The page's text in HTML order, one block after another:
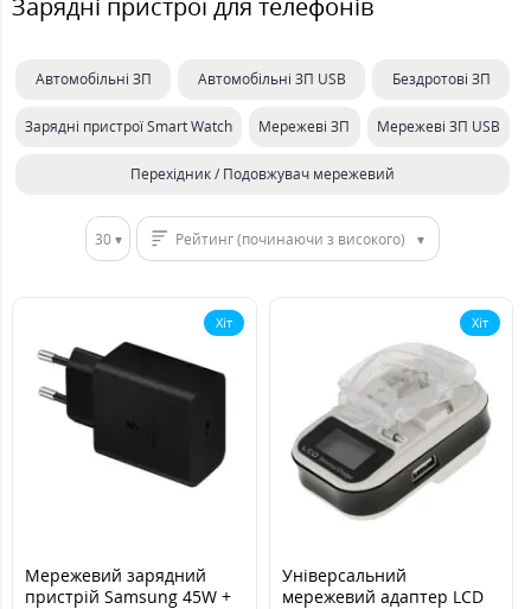
Зарядні пристрої для телефонів
Автомобільні ЗП Автомобільні ЗП USB Бездротові ЗП
Зарядні пристрої Smart Watch Мережеві ЗП Мережеві ЗП USB
Перехідник / Подовжувач мережевий
30 Рейтинг (починаючи з високого)
Хіт
Мережевий зарядний
пристрій Samsung 45W +
Хіт
Універсальний
мережевий адаптер LCD